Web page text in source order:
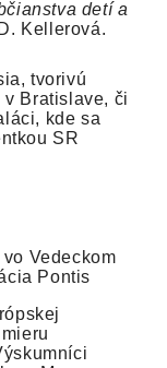
detí a
Kellerová.
tvorivú
v Bratislave, či
kde sa
SR
Vedeckom
Pontis